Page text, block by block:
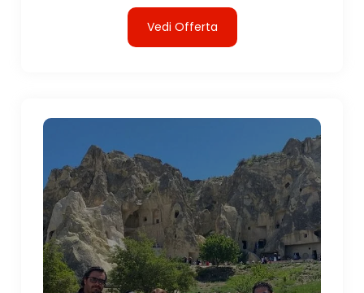
Vedi Offerta